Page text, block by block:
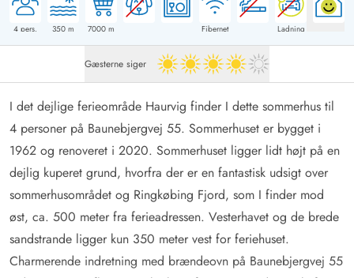
4 pers. 350 m 7000 m Fibernet Ladning
Gæsterne siger 4 ud af 5
I det dejlige ferieområde Haurvig finder I dette sommerhus til
4 personer på Baunebjergvej 55. Sommerhuset er bygget i
1962 og renoveret i 2020. Sommerhuset ligger lidt højt på en
dejlig kuperet grund, hvorfra der er en fantastisk udsigt over
sommerhusområdet og Ringkøbing Fjord, som I finder mod
øst, ca. 500 meter fra ferieadressen. Vesterhavet og de brede
sandstrande ligger kun 350 meter vest for feriehuset.
Charmerende indretning med brændeovn på Baunebjergvej 55